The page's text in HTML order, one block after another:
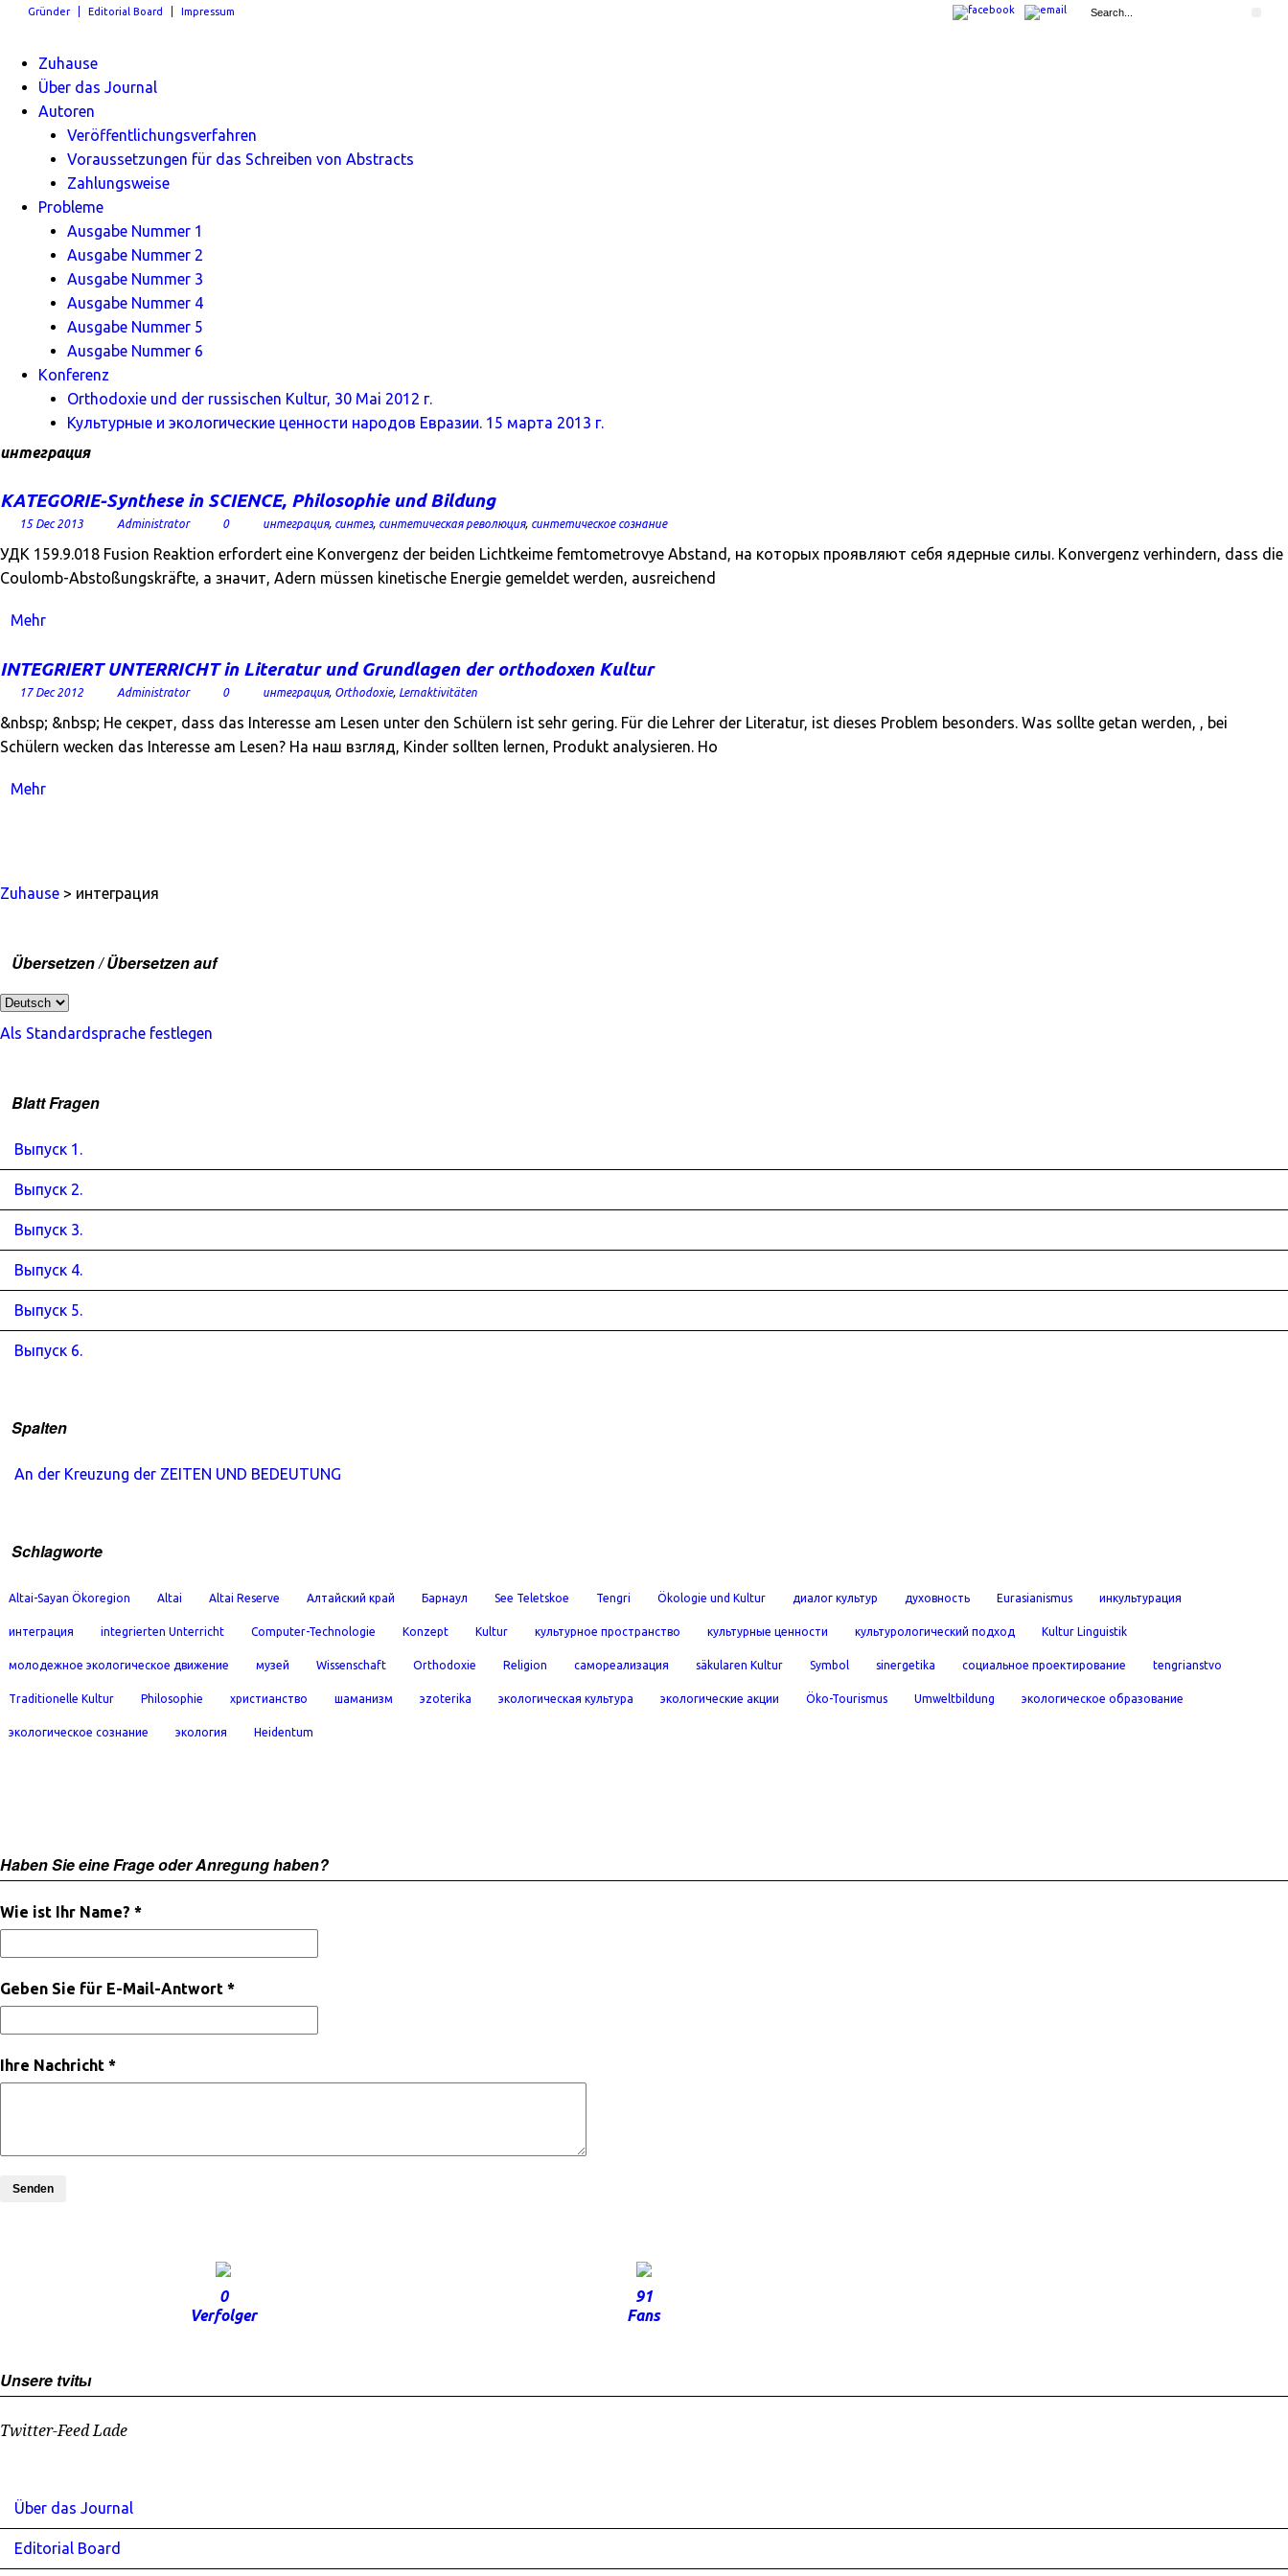
Gründer Editorial Board Impressum
Zuhause
Über das Journal
Autoren
Veröffentlichungsverfahren
Voraussetzungen für das Schreiben von Abstracts
Zahlungsweise
Probleme
Ausgabe Nummer 1
Ausgabe Nummer 2
Ausgabe Nummer 3
Ausgabe Nummer 4
Ausgabe Nummer 5
Ausgabe Nummer 6
Konferenz
Orthodoxie und der russischen Kultur, 30 Mai 2012 г.
Культурные и экологические ценности народов Евразии. 15 марта 2013 г.
интеграция
KATEGORIE-Synthese in SCIENCE, Philosophie und Bildung
15 Dec 2013 Administrator 0 интеграция, синтез, синтетическая революция, синтетическое сознание
УДК 159.9.018 Fusion Reaktion erfordert eine Konvergenz der beiden Lichtkeime femtometrovye Abstand, на которых проявляют себя ядерные силы. Konvergenz verhindern, dass die
Coulomb-Abstoßungskräfte, а значит, Adern müssen kinetische Energie gemeldet werden, ausreichend
Mehr
INTEGRIERT UNTERRICHT in Literatur und Grundlagen der orthodoxen Kultur
17 Dec 2012 Administrator 0 интеграция, Orthodoxie, Lernaktivitäten
&nbsp; &nbsp; Не секрет, dass das Interesse am Lesen unter den Schülern ist sehr gering. Für die Lehrer der Literatur, ist dieses Problem besonders. Was sollte getan werden, , bei
Schülern wecken das Interesse am Lesen? На наш взгляд, Kinder sollten lernen, Produkt analysieren. Но
Mehr
Zuhause > интеграция
Übersetzen / Übersetzen auf
Als Standardsprache festlegen
Blatt Fragen
Выпуск 1.
Выпуск 2.
Выпуск 3.
Выпуск 4.
Выпуск 5.
Выпуск 6.
Spalten
An der Kreuzung der ZEITEN UND BEDEUTUNG
Schlagworte
Altai-Sayan Ökoregion Altai Altai Reserve Алтайский край Барнаул See Teletskoe Tengri Ökologie und Kultur диалог культур духовность Eurasianismus инкультурация
интеграция integrierten Unterricht Computer-Technologie Konzept Kultur культурное пространство культурные ценности культурологический подход Kultur Linguistik
молодежное экологическое движение музей Wissenschaft Orthodoxie Religion самореализация säkularen Kultur Symbol sinergetika социальное проектирование tengrianstvo
Traditionelle Kultur Philosophie христианство шаманизм эzoterika экологическая культура экологические акции Öko-Tourismus Umweltbildung экологическое образование
экологическое сознание экология Heidentum
Haben Sie eine Frage oder Anregung haben?
Wie ist Ihr Name? *
Geben Sie für E-Mail-Antwort *
Ihre Nachricht *
Senden
0
Verfolger
91
Fans
Unsere tvitы
Twitter-Feed Lade
Über das Journal
Editorial Board